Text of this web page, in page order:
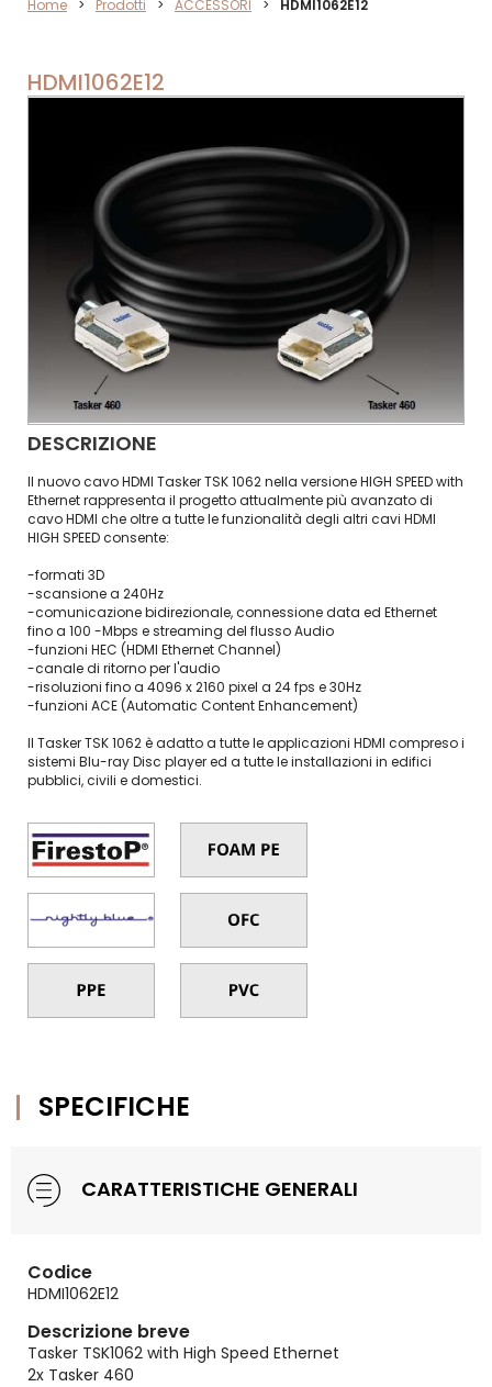
Home > Prodotti > ACCESSORI > HDMI1062E12
HDMI1062E12
DESCRIZIONE
Il nuovo cavo HDMI Tasker TSK 1062 nella versione HIGH SPEED with
Ethernet rappresenta il progetto attualmente più avanzato di
cavo HDMI che oltre a tutte le funzionalità degli altri cavi HDMI
HIGH SPEED consente:
-formati 3D
-scansione a 240Hz
-comunicazione bidirezionale, connessione data ed Ethernet
fino a 100 -Mbps e streaming del flusso Audio
-funzioni HEC (HDMI Ethernet Channel)
-canale di ritorno per l'audio
-risoluzioni fino a 4096 x 2160 pixel a 24 fps e 30Hz
-funzioni ACE (Automatic Content Enhancement)
Il Tasker TSK 1062 è adatto a tutte le applicazioni HDMI compreso i
sistemi Blu-ray Disc player ed a tutte le installazioni in edifici
pubblici, civili e domestici.
SPECIFICHE
CARATTERISTICHE GENERALI
Codice
HDMI1062E12
Descrizione breve
Tasker TSK1062 with High Speed Ethernet
2x Tasker 460